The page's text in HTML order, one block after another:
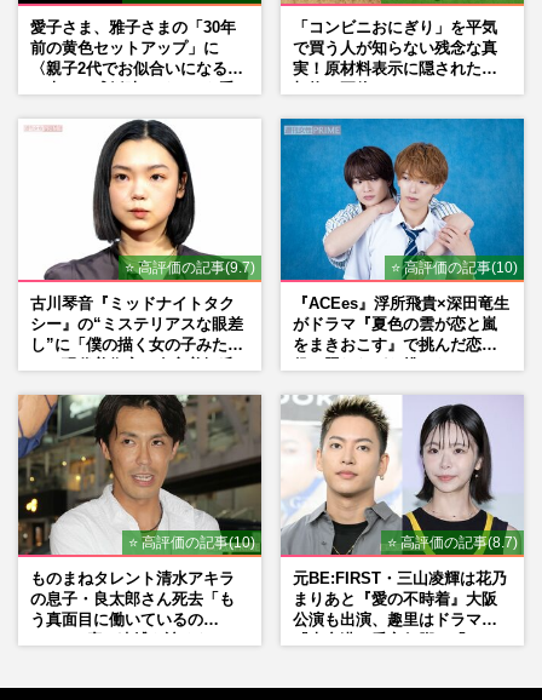
愛子さま、雅子さまの「30年
前の黄色セットアップ」に
〈親子2代でお似合いになる〉
「コンビニおにぎり」を平気
で買う人が知らない残念な真
実！原材料表示に隠された添
⭐ 高評価の記事(9.7)
古川琴音『ミッドナイトタク
シー』の“ミステリアスな眼差
し”に「僕の描く女の子みた
⭐ 高評価の記事(10)
『ACEes』浮所飛貴×深田竜生
がドラマ『夏色の雲が恋と嵐
をまきおこす』で挑んだ恋人
⭐ 高評価の記事(10)
ものまねタレント清水アキラ
の息子・良太郎さん死去「も
う真面目に働いているの
⭐ 高評価の記事(8.7)
元BE:FIRST・三山凌輝は花乃
まりあと『愛の不時着』大阪
公演も出演、趣里はドラマ